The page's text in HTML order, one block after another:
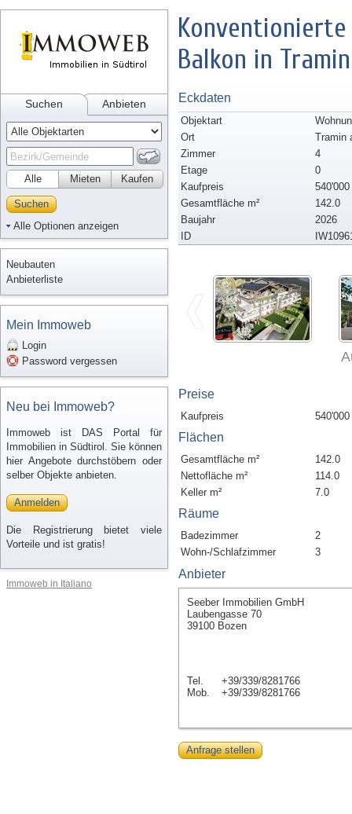
Suchen Anbieten
Alle Kaufen
Mieten
Suchen
Alle Optionen anzeigen
Neubauten
Anbieterliste
Mein Immoweb
Login
Password vergessen
Neu bei Immoweb?
Immoweb ist DAS Portal für
Immobilien in Südtirol. Sie können
hier Angebote durchstöbern oder
selber Objekte anbieten.
Anmelden
Die Registrierung bietet viele
Vorteile und ist gratis!
Immoweb in Italiano
Konventionierte
Balkon in Tramin
Eckdaten
Objektart
Ort
Tramin
Zimmer
4
Etage
0
Kaufpreis
540'000
Gesamtfläche m²
142.0
Baujahr
2026
ID
Preise
Kaufpreis 540'000
Flächen
Gesamtfläche m²
142.0
Nettofläche m²
114.0
Keller m²
7.0
Räume
Badezimmer
2
Wohn-/Schlafzimmer
3
Anbieter
Seeber Immobilien GmbH
Laubengasse 70
39100 Bozen
Tel.
+39/339/8281766
Mob.
+39/339/8281766
Anfrage stellen